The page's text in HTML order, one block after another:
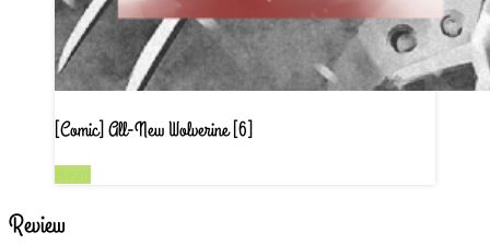
[Comic] All-New Wolverine [6]
Review